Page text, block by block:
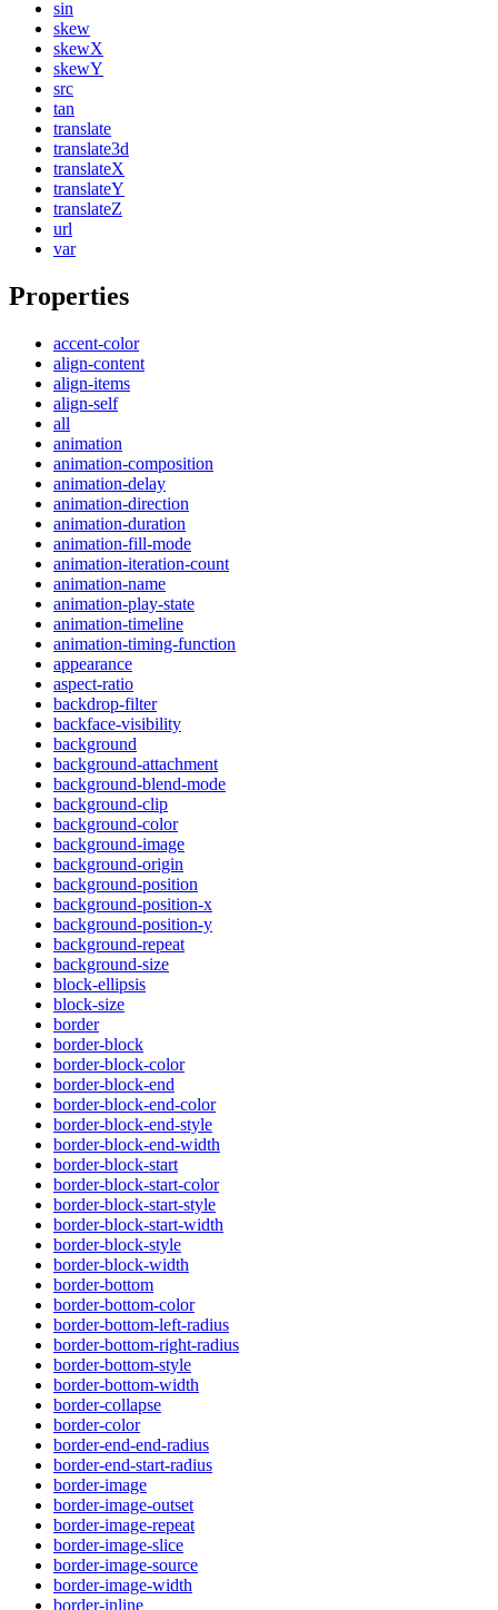
sin
skew
skewX
skewY
src
tan
translate
translate3d
translateX
translateY
translateZ
url
var
Properties
accent-color
align-content
align-items
align-self
all
animation
animation-composition
animation-delay
animation-direction
animation-duration
animation-fill-mode
animation-iteration-count
animation-name
animation-play-state
animation-timeline
animation-timing-function
appearance
aspect-ratio
backdrop-filter
backface-visibility
background
background-attachment
background-blend-mode
background-clip
background-color
background-image
background-origin
background-position
background-position-x
background-position-y
background-repeat
background-size
block-ellipsis
block-size
border
border-block
border-block-color
border-block-end
border-block-end-color
border-block-end-style
border-block-end-width
border-block-start
border-block-start-color
border-block-start-style
border-block-start-width
border-block-style
border-block-width
border-bottom
border-bottom-color
border-bottom-left-radius
border-bottom-right-radius
border-bottom-style
border-bottom-width
border-collapse
border-color
border-end-end-radius
border-end-start-radius
border-image
border-image-outset
border-image-repeat
border-image-slice
border-image-source
border-image-width
border-inline